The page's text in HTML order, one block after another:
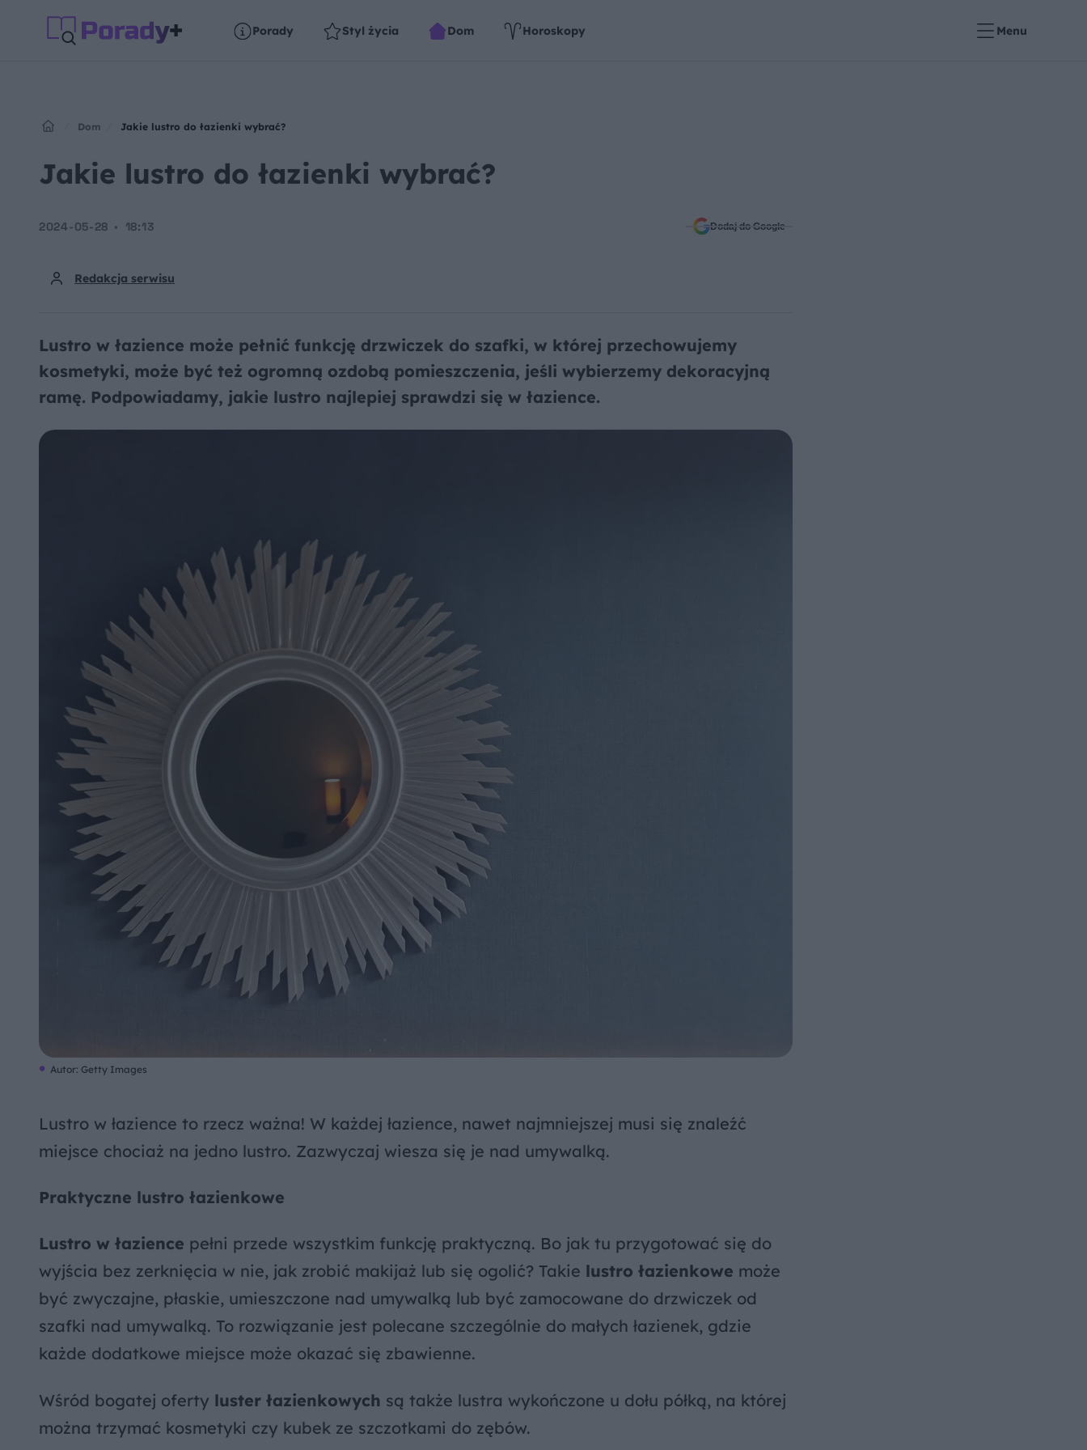
Porady Styl życia Dom Horoskopy Menu
Dom Jakie lustro do łazienki wybrać?
Jakie lustro do łazienki wybrać?
Redakcja serwisu
2024-05-28 18:13 Dodaj do Google
Lustro w łazience może pełnić funkcję drzwiczek do szafki, w której przechowujemy
kosmetyki, może być też ogromną ozdobą pomieszczenia, jeśli wybierzemy dekoracyjną
ramę. Podpowiadamy, jakie lustro najlepiej sprawdzi się w łazience.
Autor: Getty Images
Lustro w łazience to rzecz ważna! W każdej łazience, nawet najmniejszej musi się znaleźć
miejsce chociaż na jedno lustro. Zazwyczaj wiesza się je nad umywalką.
Praktyczne lustro łazienkowe
Lustro w łazience pełni przede wszystkim funkcję praktyczną. Bo jak tu przygotować się do
wyjścia bez zerknięcia w nie, jak zrobić makijaż lub się ogolić? Takie lustro łazienkowe może
być zwyczajne, płaskie, umieszczone nad umywalką lub być zamocowane do drzwiczek od
szafki nad umywalką. To rozwiązanie jest polecane szczególnie do małych łazienek, gdzie
każde dodatkowe miejsce może okazać się zbawienne.
Wśród bogatej oferty luster łazienkowych są także lustra wykończone u dołu półką, na której
można trzymać kosmetyki czy kubek ze szczotkami do zębów.